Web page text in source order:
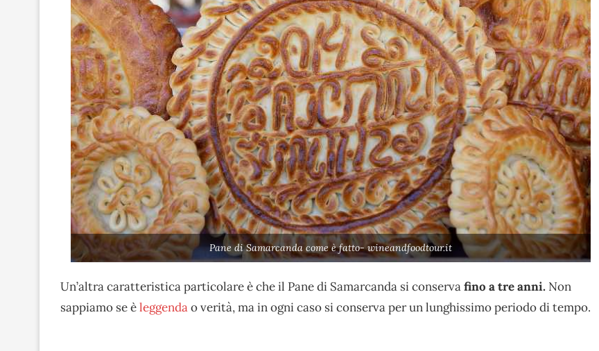
Pane di Samarcanda come è fatto- wineandfoodtour.it
Un’altra caratteristica particolare è che il Pane di Samarcanda si conservafino a tre anni. Non
sappiamo se èleggendao verità, ma in ogni caso si conserva per un lunghissimo periodo di tempo.